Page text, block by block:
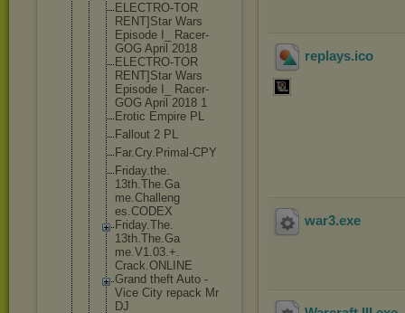
ELECTRO-TOR
RENT]Star Wars
Episode I_ Racer-
GOG April 2018
ELECTRO-TOR
RENT]Star Wars
Episode I_ Racer-
GOG April 2018 1
Erotic Empire PL
Fallout 2 PL
Far.Cry.Primal-CPY
Friday.the.
13th.The.Ga
me.Challeng
es.CODEX
Friday.The.
13th.The.Ga
me.V1.03.+.
Crack.ONLIN E
Grand theft Auto -
Vice City repack Mr
DJ
replays.ico
war3.exe